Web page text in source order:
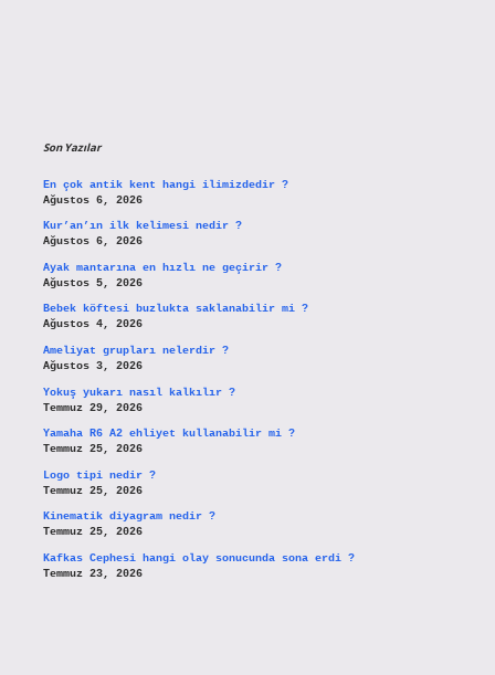
Son Yazılar
En çok antik kent hangi ilimizdedir ?
Ağustos 6, 2026
Kur’an’ın ilk kelimesi nedir ?
Ağustos 6, 2026
Ayak mantarına en hızlı ne geçirir ?
Ağustos 5, 2026
Bebek köftesi buzlukta saklanabilir mi ?
Ağustos 4, 2026
Ameliyat grupları nelerdir ?
Ağustos 3, 2026
Yokuş yukarı nasıl kalkılır ?
Temmuz 29, 2026
Yamaha R6 A2 ehliyet kullanabilir mi ?
Temmuz 25, 2026
Logo tipi nedir ?
Temmuz 25, 2026
Kinematik diyagram nedir ?
Temmuz 25, 2026
Kafkas Cephesi hangi olay sonucunda sona erdi ?
Temmuz 23, 2026